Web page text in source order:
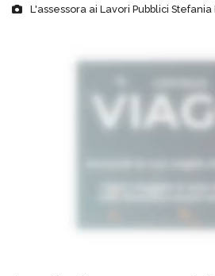
L'assessora ai Lavori Pubblici